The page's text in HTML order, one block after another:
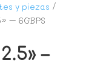
y piezas /
– 6GBPS
–